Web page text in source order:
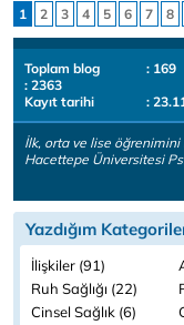
1
2 3 4 5 6 7 8
Toplam blog
: 169
: 2363
Kayıt tarihi
:
İlk, orta ve lise
Hacettepe Üniversitesi
Yazdığım
İlişkiler (91)
Ruh Sağlığı (22)
Cinsel Sağlık (6)